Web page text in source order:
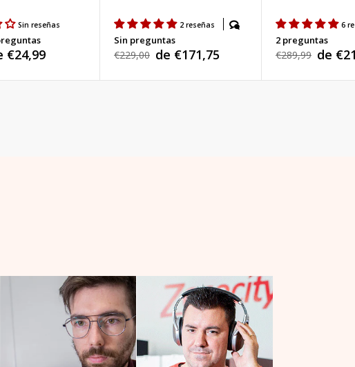
Sin reseñas
€24,99
2 reseñas
Sin preguntas
Precio
€229,00 Precio
de
de €171,75
6
2 preguntas
Precio
€289,99 Precio
de
de